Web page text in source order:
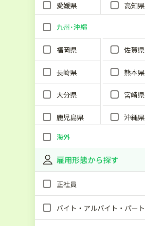
愛媛県 高知県
九州･沖縄
福岡県 佐賀県
長崎県 熊本県
大分県 宮崎県
鹿児島県
沖縄県
海外
雇用形態から探す
正社員
バイト・アルバイト・パート